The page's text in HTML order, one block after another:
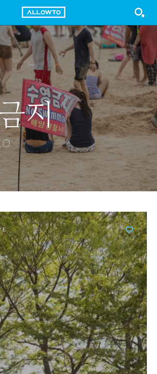
GUIDE LOGIN SIGN UP
지
블루
패턴